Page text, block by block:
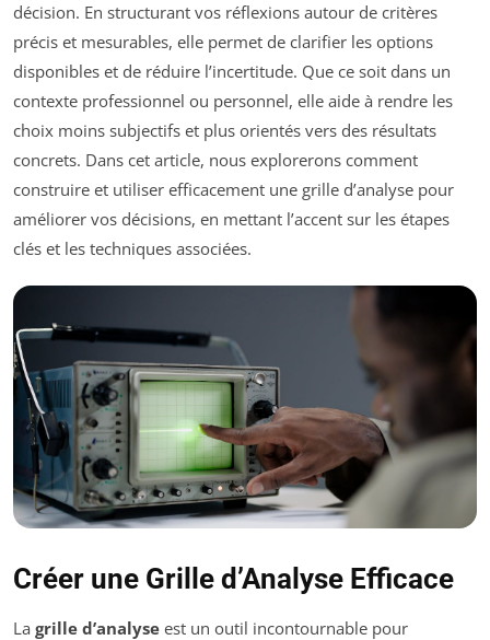
décision. En structurant vos réflexions autour de critères
précis et mesurables, elle permet de clarifier les options
disponibles et de réduire l’incertitude. Que ce soit dans un
contexte professionnel ou personnel, elle aide à rendre les
choix moins subjectifs et plus orientés vers des résultats
concrets. Dans cet article, nous explorerons comment
construire et utiliser efficacement une grille d’analyse pour
améliorer vos décisions, en mettant l’accent sur les étapes
clés et les techniques associées.
Créer une Grille d’Analyse Efficace
La grille d’analyse est un outil incontournable pour